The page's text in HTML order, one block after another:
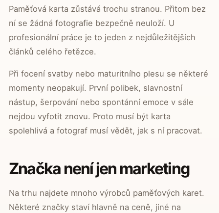
Paměťová karta zůstává trochu stranou. Přitom bez
ní se žádná fotografie bezpečně neuloží. U
profesionální práce je to jeden z nejdůležitějších
článků celého řetězce.
Při focení svatby nebo maturitního plesu se některé
momenty neopakují. První polibek, slavnostní
nástup, šerpování nebo spontánní emoce v sále
nejdou vyfotit znovu. Proto musí být karta
spolehlivá a fotograf musí vědět, jak s ní pracovat.
Značka není jen marketing
Na trhu najdete mnoho výrobců paměťových karet.
Některé značky staví hlavně na ceně, jiné na